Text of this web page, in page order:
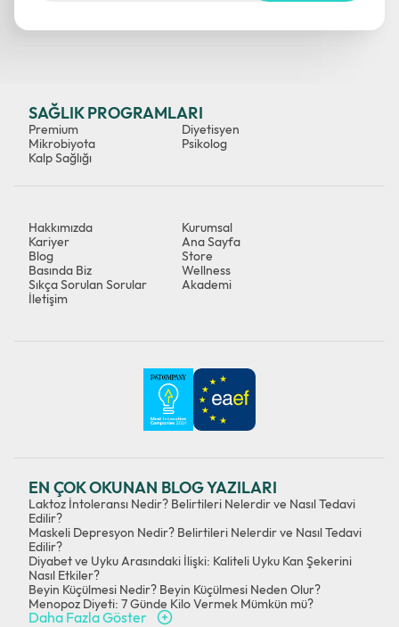
SAĞLIK PROGRAMLARI
Premium
Mikrobiyota
Kalp Sağlığı
Diyetisyen
Psikolog
Hakkımızda
Kurumsal
Kariyer
Ana Sayfa
Blog
Store
Basında Biz
Wellness
Sıkça Sorulan Sorular
Akademi
İletişim
EN ÇOK OKUNAN BLOG YAZILARI
Laktoz İntoleransı Nedir? Belirtileri Nelerdir ve Nasıl Tedavi
Edilir?
Maskeli Depresyon Nedir? Belirtileri Nelerdir ve Nasıl Tedavi
Edilir?
Diyabet ve Uyku Arasındaki İlişki: Kaliteli Uyku Kan Şekerini
Nasıl Etkiler?
Beyin Küçülmesi Nedir? Beyin Küçülmesi Neden Olur?
Menopoz Diyeti: 7 Günde Kilo Vermek Mümkün mü?
Daha Fazla Göster